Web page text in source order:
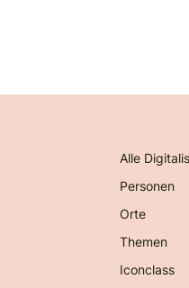
Alle
Personen
Orte
Themen
Iconclass